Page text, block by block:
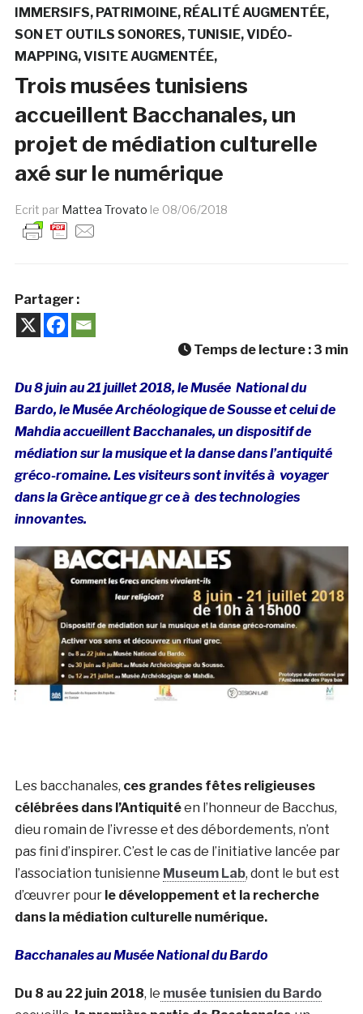
IMMERSIFS PATRIMOINE RÉALITÉ AUGMENTÉE
SON ET OUTILS SONORES TUNISIE VIDÉO-
MAPPING VISITE AUGMENTÉE
Trois musées tunisiens
accueillent Bacchanales, un
projet de médiation culturelle
axé sur le numérique
Ecrit par Mattea Trovato le 08/06/2018
Partager :
Temps de lecture : 3 min
Du 8 juin au 21 juillet 2018, le Musée National du
Bardo, le Musée Archéologique de Sousse et celui de
Mahdia accueillent Bacchanales, un dispositif de
médiation sur la musique et la danse dans l’antiquité
gréco-romaine. Les visiteurs sont invités à voyager
dans la Grèce antique gr ce à des technologies
innovantes.
Les bacchanales, ces grandes fêtes religieuses
célébrées dans l’Antiquitéen l’honneur de Bacchus,
dieu romain de l’ivresse et des débordements, n’ont
pas fini d’inspirer. C’est le cas de l’initiative lancée par
l’association tunisienne Museum Lab, dont le but est
d’œuvrer pour le développement et la recherche
dans la médiation culturelle numérique.
Bacchanales au Musée National du Bardo
Du 8 au 22 juin 2018, le musée tunisien du Bardo